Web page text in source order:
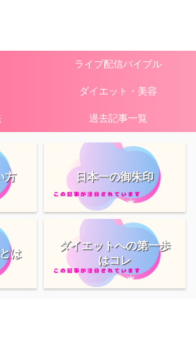
ライブ配信バイブル
ダイエット・美容
過去記事一覧
方 日本一の御朱印
は
ダイエットへの第一歩
はコレ